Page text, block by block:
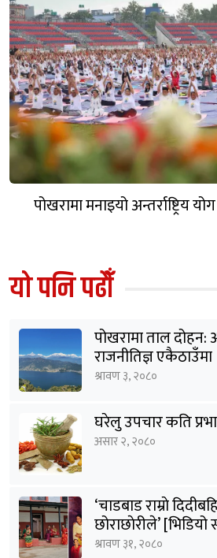
पोखरामा मनाइयो अन्तर्राष्ट्रिय
यो पनि पढौँ
पोखरामा ताल दोहन:
राजनीतिज्ञ एकैठाउँमा
श्रावण ३, २०८०
घरेलु उपचार कति
असार २, २०८०
‘चाडबाड राम्राे
छोराछाेरीले’
श्रावण ३१, २०८०